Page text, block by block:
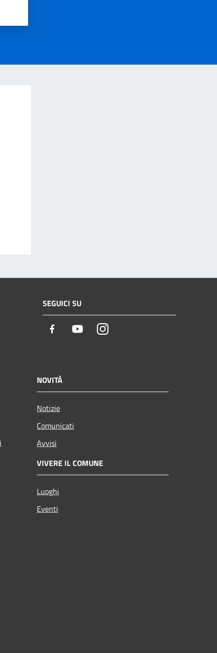
SEGUICI SU
Facebook YoutubeInstagram
NOVITÀ
Notizie
Comunicati
Avvisi
VIVERE IL COMUNE
Luoghi
Eventi